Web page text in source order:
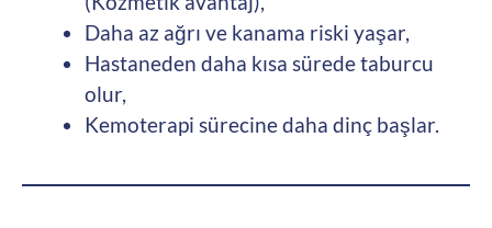
Daha az ağrı ve kanama riski yaşar,
Hastaneden daha kısa sürede taburcu
olur,
Kemoterapi sürecine daha dinç başlar.